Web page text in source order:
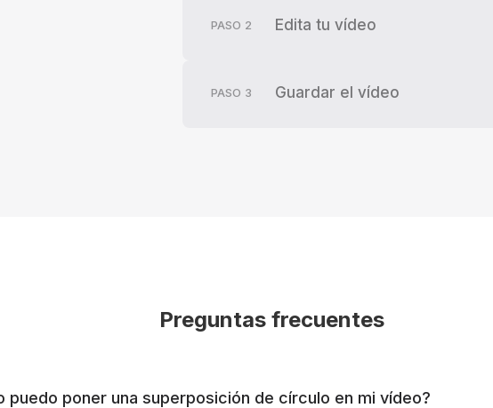
PASO 2 Edita tu vídeo
PASO 3 Guardar el vídeo
Preguntas frecuentes
puedo poner una superposición de círculo en mi vídeo?